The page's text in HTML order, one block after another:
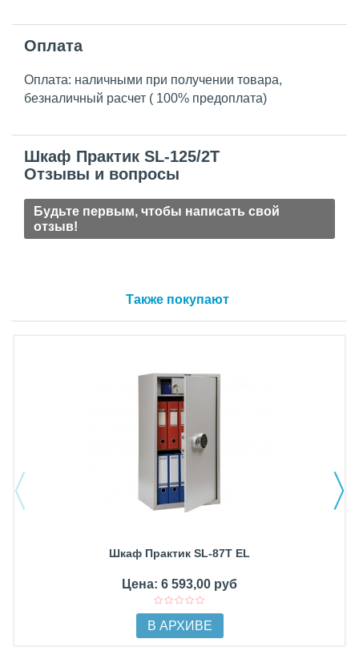
Оплата
Оплата: наличными при получении товара,
безналичный расчет ( 100% предоплата)
Шкаф Практик SL-125/2Т
Отзывы и вопросы
Будьте первым, чтобы написать свой
отзыв!
Также покупают
Шкаф Практик SL-87Т EL
Цена: 6 593,00 руб
В АРХИВЕ